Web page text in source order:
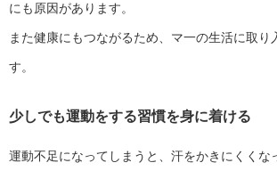
にも原因があります。
また健康にもつながるため、マ一の生活に取り
す。
少しでも運動をする習慣を身に着ける
運動不足になってしまうと、汗をかきにくくな